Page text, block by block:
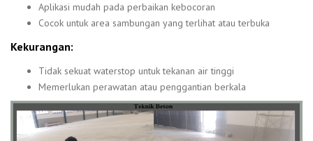
Aplikasi mudah pada perbaikan kebocoran
Cocok untuk area sambungan yang terlihat atau terbuka
Kekurangan:
Tidak sekuat waterstop untuk tekanan air tinggi
Memerlukan perawatan atau penggantian berkala